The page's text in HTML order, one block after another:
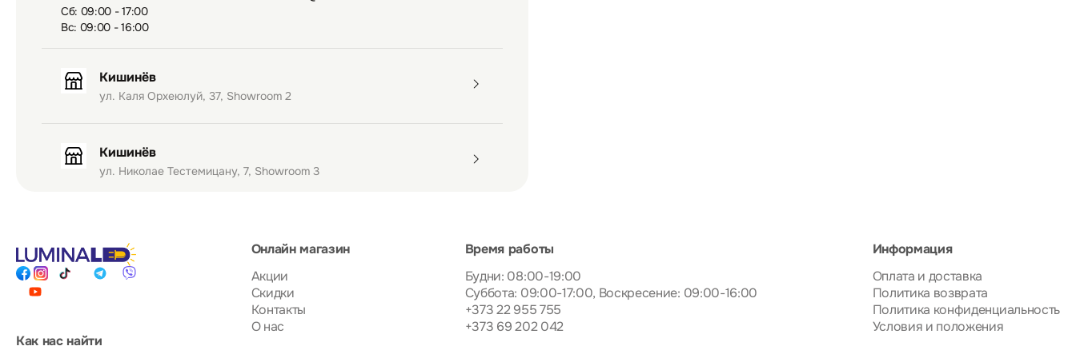
Сб: 09:00 - 17:00
Вс: 09:00 - 16:00
Кишинёв
ул. Каля Орхеюлуй, 37, Showroom 2
Кишинёв
ул. Николае Тестемицану, 7, Showroom 3
Онлайн магазин
Акции
Скидки
Контакты
О нас
Время работы
Будни: 08:00-19:00
Суббота: 09:00-17:00, Воскресение: 09:00-16:00
+373 22 955 755
+373 69 202 042
Информация
Оплата и доставка
Политика возврата
Политика конфиденциальность
Условия и положения
Как нас найти